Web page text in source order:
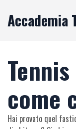
Accademia
come
Hai provato quel